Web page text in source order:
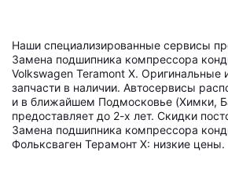
Наши специализированные сервисы
Замена подшипника компрессора
Volkswagen Teramont X. Оригинальные
запчасти в наличии. Автосервисы
и в ближайшем Подмосковье (Химки,
предоставляет до 2-х лет. Скидки
Замена подшипника компрессора
Фольксваген Терамонт Х: низкие цены.